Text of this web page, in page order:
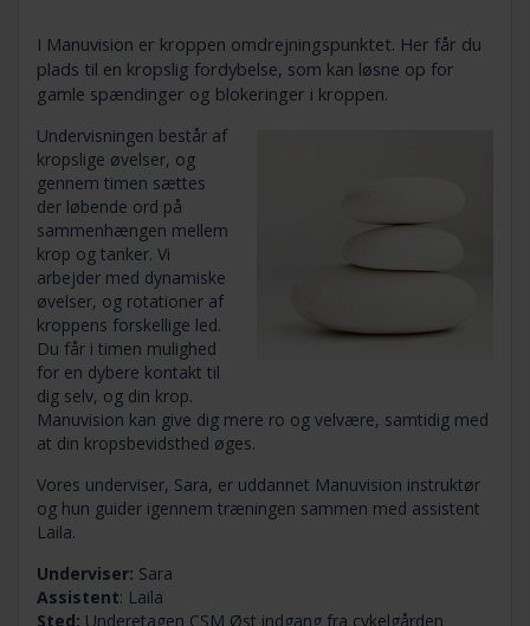
I Manuvision er kroppen omdrejningspunktet. Her får du
plads til en kropslig fordybelse, som kan løsne op for
gamle spændinger og blokeringer i kroppen.
Undervisningen består af
kropslige øvelser, og
gennem timen sættes
der løbende ord på
sammenhængen mellem
krop og tanker. Vi
arbejder med dynamiske
øvelser, og rotationer af
kroppens forskellige led.
Du får i timen mulighed
for en dybere kontakt til
dig selv, og din krop.
Manuvision kan give dig mere ro og velvære, samtidig med
at din kropsbevidsthed øges.
Vores underviser, Sara, er uddannet Manuvision instruktør
og hun guider igennem træningen sammen med assistent
Laila.
Underviser: Sara
Assistent: Laila
Sted: Underetagen CSM Øst indgang fra cykelgården